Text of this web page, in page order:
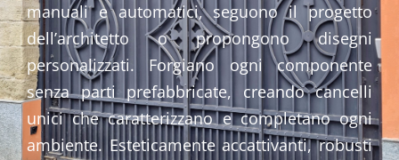
manuali e automatici, seguono il progetto
dell’architetto o propongono disegni
personalizzati. Forgiano ogni componente
senza parti prefabbricate, creando cancelli
unici che caratterizzano e completano ogni
ambiente. Esteticamente accattivanti, robusti